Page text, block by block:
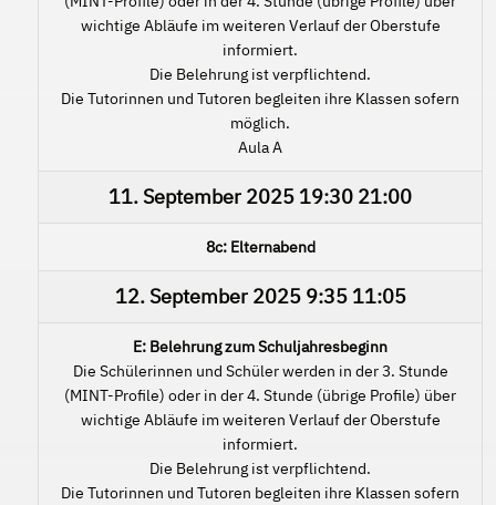
wichtige Abläufe im weiteren Verlauf der Oberstufe
informiert.
Die Belehrung ist verpflichtend.
Die Tutorinnen und Tutoren begleiten ihre Klassen sofern
möglich.
Aula A
11. September 2025 19:30 21:00
8c: Elternabend
12. September 20259:35 11:05
E: Belehrung zum Schuljahresbeginn
Die Schülerinnen und Schüler werden in der 3. Stunde
(MINT-Profile) oder in der 4. Stunde (übrige Profile) über
wichtige Abläufe im weiteren Verlauf der Oberstufe
informiert.
Die Belehrung ist verpflichtend.
Die Tutorinnen und Tutoren begleiten ihre Klassen sofern